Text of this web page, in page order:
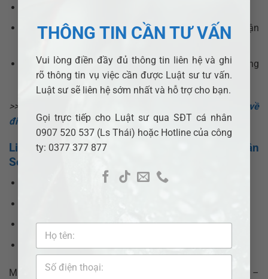
THÔNG TIN CẦN TƯ VẤN
Vui lòng điền đầy đủ thông tin liên hệ và ghi
rõ thông tin vụ việc cần được Luật sư tư vấn.
Luật sư sẽ liên hệ sớm nhất và hỗ trợ cho bạn.
Gọi trực tiếp cho Luật sư qua SĐT cá nhân
0907 520 537 (Ls Thái) hoặc Hotline của công
ty: 0377 377 877
Tư vấn kiểm tra pháp lý nội bộ công ty trước khi nhận
Bảo mật thông tin tuyệt đối, xử lý nhanh – gọn – đúng
hạn.
>>> Xem thêm:
Thành lập công ty cổ phần quy định về
điều kiện góp vốn và vốn điều lệ thế nào?
Liên hệ luật sư tư vấn doanh nghiệp xã Xuân
Sơn
0377377877 –0907520537
Fanpage: Pháp lý nhanh VN
Website:https://adbsaigon.com/lien-he/
Miễn phí tư vấn ban đầu – Bảo mật thông tin tuyệt đối –